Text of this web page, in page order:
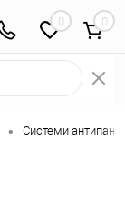
0
• Системи